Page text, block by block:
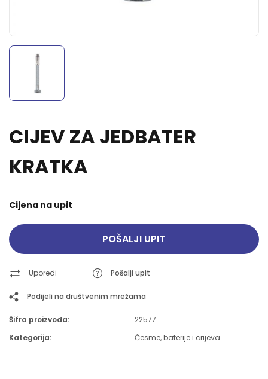
CIJEV ZA JEDBATER
KRATKA
Cijena na upit
POŠALJI UPIT
Uporedi Pošalji upit
Podijeli na društvenim mrežama
Šifra proizvoda:
22577
Kategorija:
Česme, baterije i crijeva